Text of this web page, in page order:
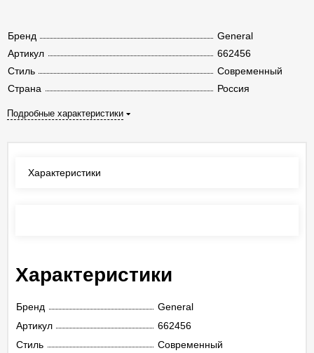
Бренд
General
Артикул
662456
Стиль
Современный
Страна
Россия
Подробные характеристики
Характеристики
Характеристики
Бренд
General
Артикул
662456
Стиль
Современный